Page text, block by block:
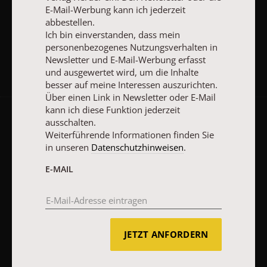
AGB und Widerrufsbelehrung
Impressum
E-Mail-Werbung kann ich jederzeit
abbestellen.
Ich bin einverstanden, dass mein
personenbezogenes Nutzungsverhalten in
Newsletter und E-Mail-Werbung erfasst
und ausgewertet wird, um die Inhalte
besser auf meine Interessen auszurichten.
Über einen Link in Newsletter oder E-Mail
kann ich diese Funktion jederzeit
ausschalten.
Weiterführende Informationen finden Sie
in unseren Datenschutzhinweisen.
E-MAIL
JETZT ANFORDERN